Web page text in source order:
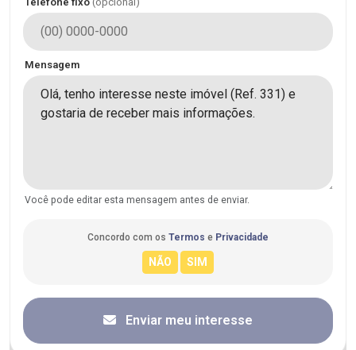
Mensagem
Você pode editar esta mensagem antes de enviar.
Concordo com os Termos e Privacidade
Enviar meu interesse